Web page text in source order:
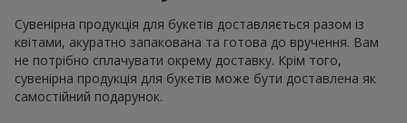
Сувенірна продукція для букетів доставляється разом із
квітами, акуратно запакована та готова до вручення. Вам
не потрібно сплачувати окрему доставку. Крім того,
сувенірна продукція для букетів може бути доставлена як
самостійний подарунок.